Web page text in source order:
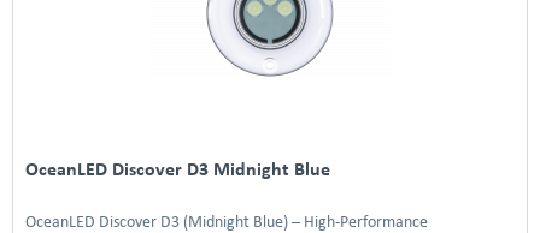
OceanLED Discover D3 Midnight Blue
OceanLED Discover D3 (Midnight Blue) – High-Performance